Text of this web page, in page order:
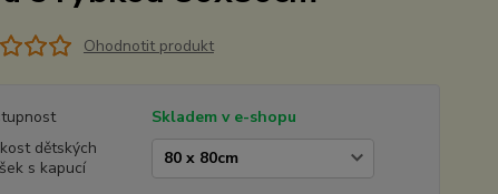
Ohodnotit produkt
Skladem v e-shopu
dětských
s kapucí